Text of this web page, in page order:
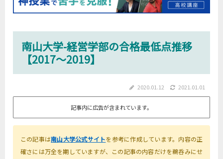
南山大学-経営学部の合格最低点推移
【2017～2019】
2020.01.12 2021.01.01
記事内に広告が含まれています。
この記事は南山大学公式サイトを参考に作成しています。内容の正
確さには万全を期していますが、この記事の内容だけを鵜呑みにせ